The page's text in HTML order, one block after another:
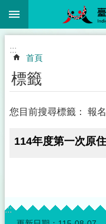
跳到主要內容區塊
:::
首頁
標籤
您目前搜尋標籤： 報名
:::